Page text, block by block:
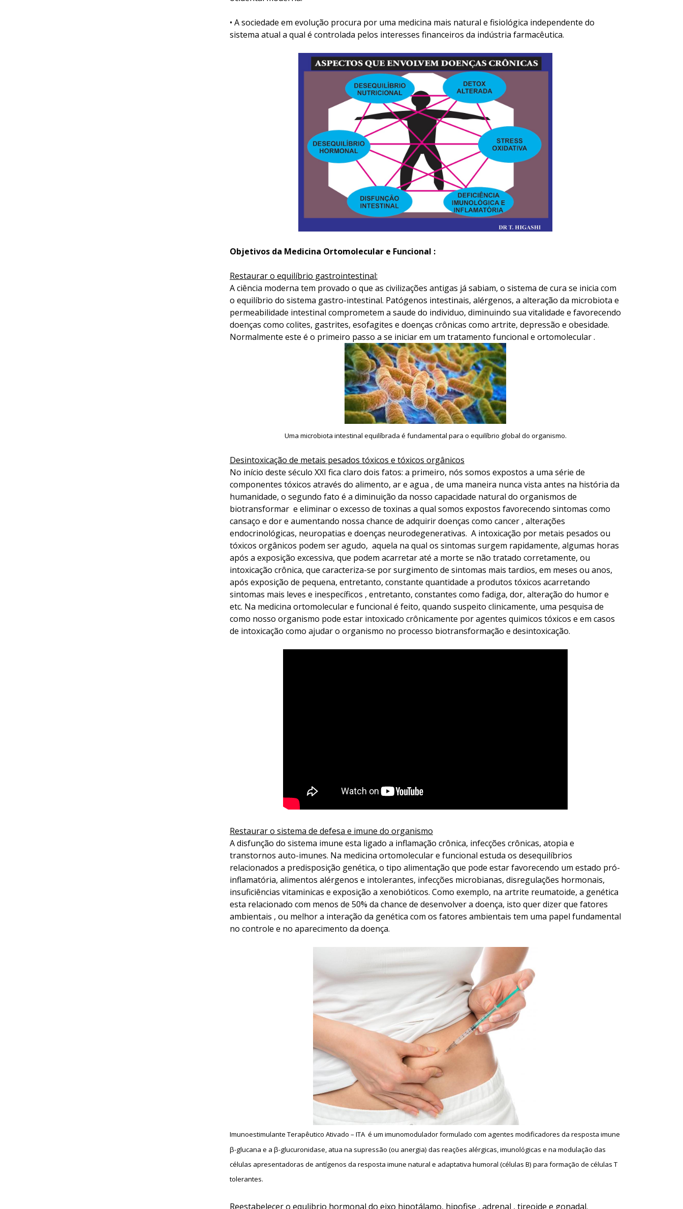
• A sociedade em evolução procura por uma medicina mais natural e fisiológica independente do
sistema atual a qual é controlada pelos interesses financeiros da indústria farmacêutica.
Objetivos da Medicina Ortomolecular e Funcional :
Restaurar o equilíbrio gastrointestinal:
A ciência moderna tem provado o que as civilizações antigas já sabiam, o sistema de cura se inicia com
o equilíbrio do sistema gastro-intestinal. Patógenos intestinais, alérgenos, a alteração da microbiota e
permeabilidade intestinal comprometem a saude do individuo, diminuindo sua vitalidade e favorecendo
doenças como colites, gastrites, esofagites e doenças crônicas como artrite, depressão e obesidade.
Normalmente este é o primeiro passo a se iniciar em um tratamento funcional e ortomolecular .
Uma microbiota intestinal equilíbrada é fundamental para o equilíbrio global do organismo.
Desintoxicação de metais pesados tóxicos e tóxicos orgânicos
No início deste século XXI fica claro dois fatos: a primeiro, nós somos expostos a uma série de
componentes tóxicos através do alimento, ar e agua , de uma maneira nunca vista antes na história da
humanidade, o segundo fato é a diminuição da nosso capacidade natural do organismos de
biotransformar e eliminar o excesso de toxinas a qual somos expostos favorecendo sintomas como
cansaço e dor e aumentando nossa chance de adquirir doenças como cancer , alterações
endocrinológicas, neuropatias e doenças neurodegenerativas. A intoxicação por metais pesados ou
tóxicos orgânicos podem ser agudo, aquela na qual os sintomas surgem rapidamente, algumas horas
após a exposição excessiva, que podem acarretar até a morte se não tratado corretamente, ou
intoxicação crônica, que caracteriza-se por surgimento de sintomas mais tardios, em meses ou anos,
após exposição de pequena, entretanto, constante quantidade a produtos tóxicos acarretando
sintomas mais leves e inespecíficos , entretanto, constantes como fadiga, dor, alteração do humor e
etc. Na medicina ortomolecular e funcional é feito, quando suspeito clinicamente, uma pesquisa de
como nosso organismo pode estar intoxicado crônicamente por agentes quimicos tóxicos e em casos
de intoxicação como ajudar o organismo no processo biotransformação e desintoxicação.
Restaurar o sistema de defesa e imune do organismo
A disfunção do sistema imune esta ligado a inflamação crônica, infecções crônicas, atopia e
transtornos auto-imunes. Na medicina ortomolecular e funcional estuda os desequilíbrios
relacionados a predisposição genética, o tipo alimentação que pode estar favorecendo um estado pró-
inflamatória, alimentos alérgenos e intolerantes, infecções microbianas, disregulações hormonais,
insuficiências vitaminicas e exposição a xenobióticos. Como exemplo, na artrite reumatoide, a genética
esta relacionado com menos de 50% da chance de desenvolver a doença, isto quer dizer que fatores
ambientais , ou melhor a interação da genética com os fatores ambientais tem uma papel fundamental
no controle e no aparecimento da doença.
Imunoestimulante Terapêutico Ativado – ITA é um imunomodulador formulado com agentes modificadores da resposta imune
β-glucana e a β-glucuronidase, atua na supressão (ou anergia) das reações alérgicas, imunológicas e na modulação das
células apresentadoras de antígenos da resposta imune natural e adaptativa humoral (células B) para formação de células T
tolerantes.
Reestabelecer o equlibrio hormonal do eixo hipotálamo, hipofise , adrenal , tireoide e gonadal.